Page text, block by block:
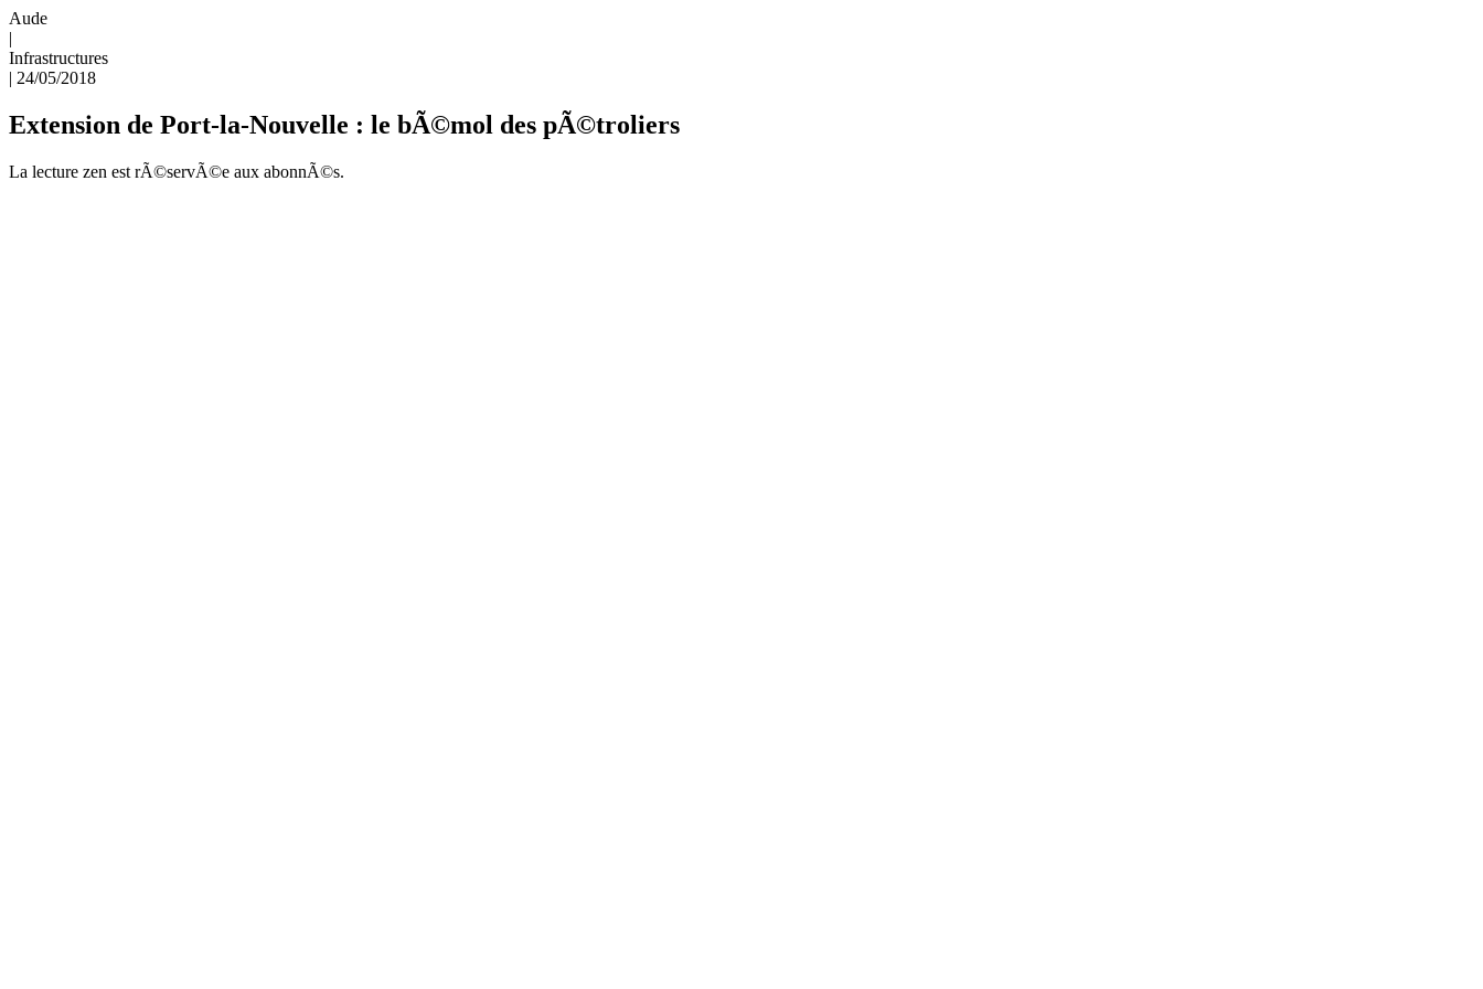
Aude
|
Infrastructures
| 24/05/2018
Extension de Port-la-Nouvelle : le bÃ©mol des pÃ©troliers
La lecture zen est rÃ©servÃ©e aux abonnÃ©s.